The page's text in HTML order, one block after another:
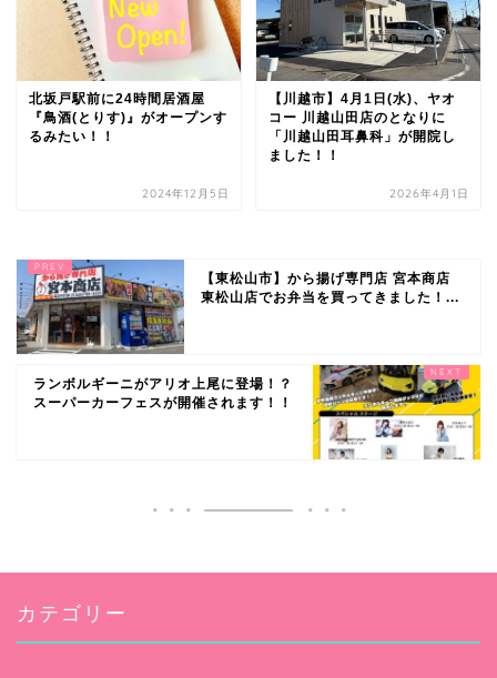
北坂戸駅前に24時間居酒屋
『鳥酒(とりす)』がオープンす
るみたい！！
2024年12月5日
【川越市】4月1日(水)、ヤオ
コー 川越山田店のとなりに
「川越山田耳鼻科」が開院し
ました！！
2026年4月1日
【東松山市】から揚げ専門店 宮本商店
東松山店でお弁当を買ってきました！...
ランボルギーニがアリオ上尾に登場！？
スーパーカーフェスが開催されます！！
カテゴリー